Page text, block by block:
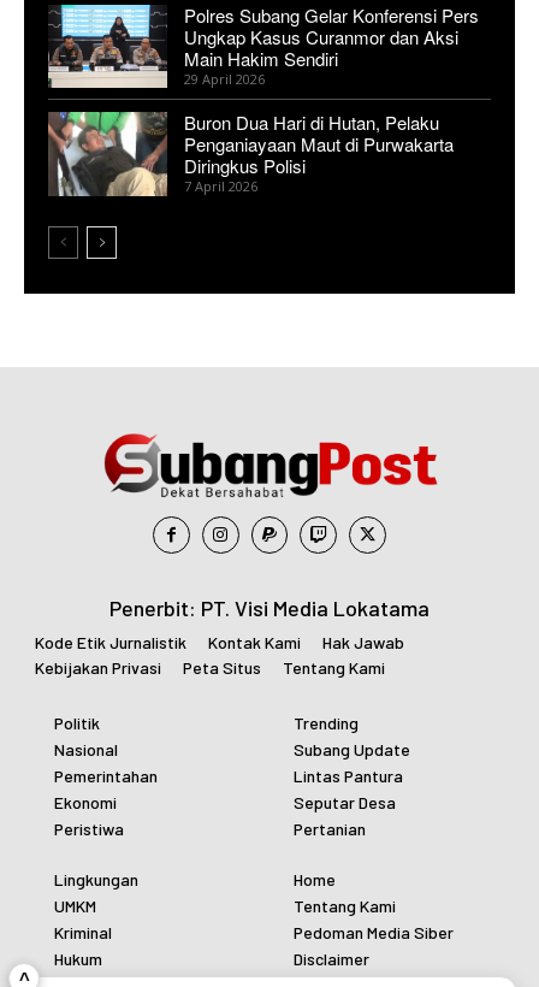
Polres Subang Gelar Konferensi Pers
Ungkap Kasus Curanmor dan Aksi
Main Hakim Sendiri
29 April 2026
Buron Dua Hari di Hutan, Pelaku
Penganiayaan Maut di Purwakarta
Diringkus Polisi
7 April 2026
Penerbit: PT. Visi Media Lokatama
Kode Etik Jurnalistik Kontak Kami
Hak Jawab
Kebijakan Privasi
Peta Situs Tentang Kami
Politik
Nasional
Pemerintahan
Ekonomi
Peristiwa
Trending
Subang Update
Lintas Pantura
Seputar Desa
Pertanian
Lingkungan
UMKM
Kriminal
Hukum
Home
Tentang Kami
Pedoman Media Siber
Disclaimer
^